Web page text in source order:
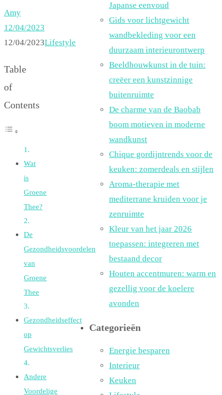
Amy
12/04/2023
12/04/2023Lifestyle
Table
of
Contents
Wat
is
Groene
Thee?
De
Gezondheidsvoordelen
van
Groene
Thee
Gezondheidseffect
op
Gewichtsverlies
Andere
Voordelige
Japanse eenvoud
Gids voor lichtgewicht
wandbekleding voor een
duurzaam interieurontwerp
Beeldhouwkunst in de tuin:
creëer een kunstzinnige
buitenruimte
De charme van de Baobab
boom motieven in moderne
wandkunst
Chique gordijntrends voor de
keuken: zomerdeals en stijlen
Aroma-therapie met
mediterrane kruiden voor je
zenruimte
Kleur van het jaar 2026
toepassen: integreren met
bestaand decor
Houten accentmuren: warm en
gezellig voor de koelere
avonden
Categorieën
Energie besparen
Interieur
Keuken